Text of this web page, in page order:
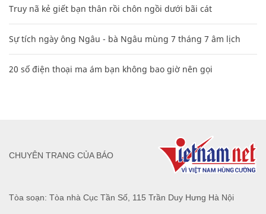
Truy nã kẻ giết bạn thân rồi chôn ngồi dưới bãi cát
Sự tích ngày ông Ngâu - bà Ngâu mùng 7 tháng 7 âm lịch
20 số điện thoại ma ám bạn không bao giờ nên gọi
Tòa soạn: Tòa nhà Cục Tần Số, 115 Trần Duy Hưng Hà Nội
CHUYÊN TRANG CỦA BÁO